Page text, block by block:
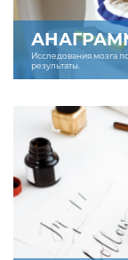
Исследования мозга
результаты.